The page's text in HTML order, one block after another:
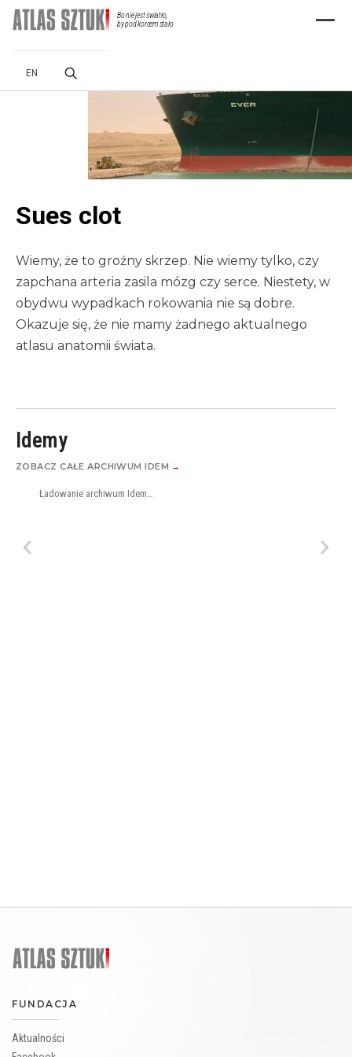
Bo nie jest światło,
by pod korcem stało
EN
Sues clot
Wiemy, że to groźny skrzep. Nie wiemy tylko, czy
zapchana arteria zasila mózg czy serce. Niestety, w
obydwu wypadkach rokowania nie są dobre.
Okazuje się, że nie mamy żadnego aktualnego
atlasu anatomii świata.
Idemy
ZOBACZ CAŁE ARCHIWUM IDEM →
‹
Ładowanie archiwum Idem…
›
FUNDACJA
Aktualności